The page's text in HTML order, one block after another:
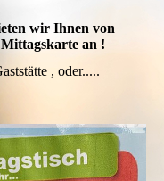
wir Ihnen von
Mittagskarte an !
, oder.....